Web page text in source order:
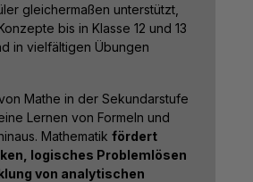
gleichermaßen unterstützt,
bis in Klasse 12 und 13
in vielfältigen Übungen
Mathe in der Sekundarstufe
Lernen von Formeln und
Mathematik fördert
logisches Problemlösen
von analytischen